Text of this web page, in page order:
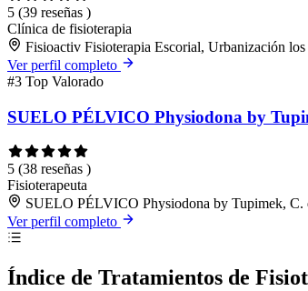
5 (39 reseñas )
Clínica de fisioterapia
Fisioactiv Fisioterapia Escorial, Urbanización
Ver perfil completo
#3 Top Valorado
SUELO PÉLVICO Physiodona by
5 (38 reseñas )
Fisioterapeuta
SUELO PÉLVICO Physiodona by Tupimek, C.
Ver perfil completo
Índice de Tratamientos de